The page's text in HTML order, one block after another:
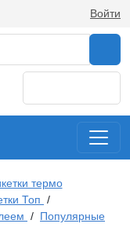
Войти
термо
Топ /
/ Популярные